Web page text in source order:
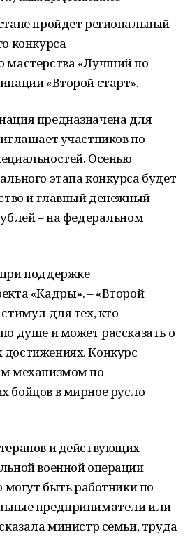
пройдет региональный
конкурса
мастерства «Лучший по
«Второй старт».
предназначена для
участников по
Осенью
этапа конкурса будет
и главный денежный
– на федеральном
поддержке
«Кадры». – «Второй
для тех, кто
душе и может рассказать о
Конкурс
механизмом по
бойцов в мирное русло
и действующих
военной операции
могут быть работники по
предприниматели или
министр семьи, труда